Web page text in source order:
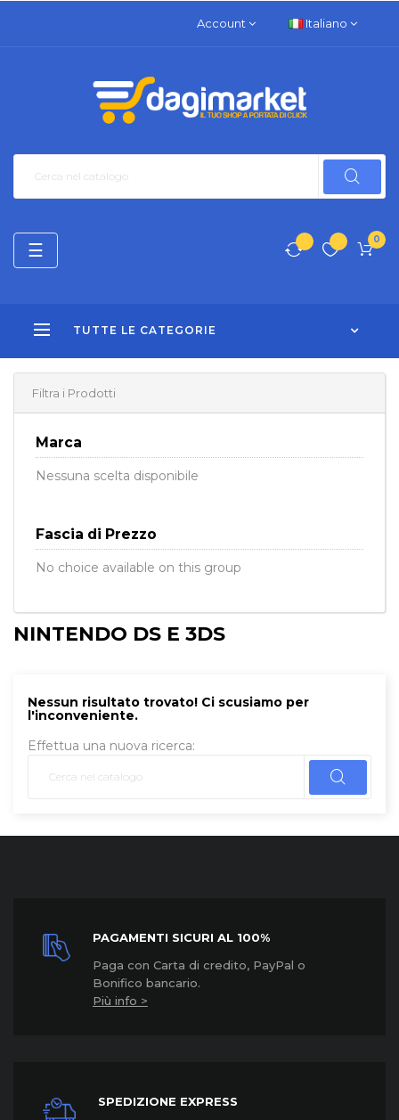
Account Italiano
0
TUTTE LE CATEGORIE
navigazione
Toggle
☰
Filtra i Prodotti
Marca
Nessuna scelta disponibile
Fascia di Prezzo
No choice available on this group
NINTENDO DS E 3DS
Nessun risultato trovato! Ci scusiamo per
l'inconveniente.
Effettua una nuova ricerca:
PAGAMENTI SICURI AL 100%
Paga con Carta di credito, PayPal o
Bonifico bancario.
Più info >
SPEDIZIONE EXPRESS